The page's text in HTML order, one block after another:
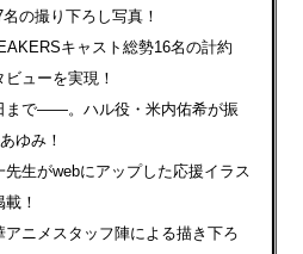
の撮り下ろし写真！
キャスト総勢16名の計約
ューを実現！
まで——。ハル役・米内佑希が振
ゆみ！
生がwebにアップした応援イラス
！
ニメスタッフ陣による描き下ろ